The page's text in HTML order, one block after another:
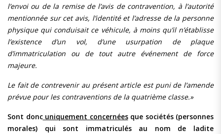
l’envoi ou de la remise de l’avis de contravention, à l’autorité
mentionnée sur cet avis, l’identité et l’adresse de la personne
physique qui conduisait ce véhicule, à moins qu’il n’établisse
l’existence d’un vol, d’une usurpation de plaque
d’immatriculation ou de tout autre événement de force
majeure.
Le fait de contrevenir au présent article est puni de l’amende
prévue pour les contraventions de la quatrième classe.»
Sont doncuniquement concernéesque sociétés (personnes
morales) qui sont immatriculés au nom de ladite